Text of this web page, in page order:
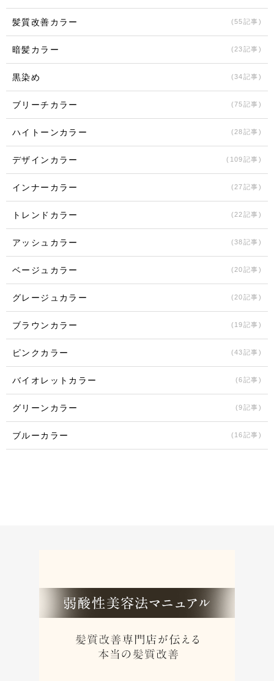
髪質改善カラー (55記事)
暗髪カラー (23記事)
黒染め (34記事)
ブリーチカラー (75記事)
ハイトーンカラー (28記事)
デザインカラー (109記事)
インナーカラー (27記事)
トレンドカラー (22記事)
アッシュカラー (38記事)
ベージュカラー (20記事)
グレージュカラー (20記事)
ブラウンカラー (19記事)
ピンクカラー (43記事)
バイオレットカラー (6記事)
グリーンカラー (9記事)
ブルーカラー (16記事)